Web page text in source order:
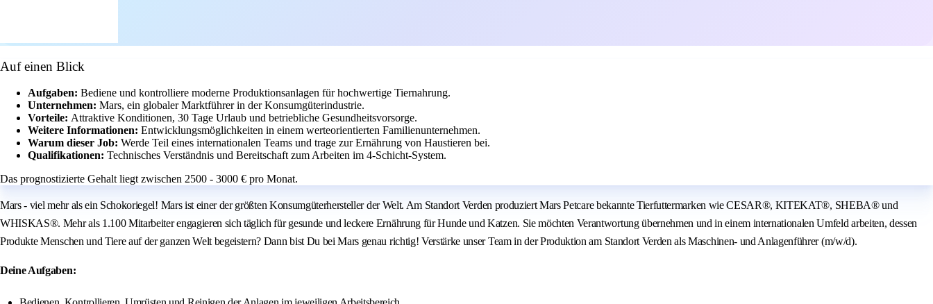
Auf einen Blick
Aufgaben: Bediene und kontrolliere moderne Produktionsanlagen für hochwertige Tiernahrung.
Unternehmen: Mars, ein globaler Marktführer in der Konsumgüterindustrie.
Vorteile: Attraktive Konditionen, 30 Tage Urlaub und betriebliche Gesundheitsvorsorge.
Weitere Informationen: Entwicklungsmöglichkeiten in einem werteorientierten Familienunternehmen.
Warum dieser Job: Werde Teil eines internationalen Teams und trage zur Ernährung von Haustieren bei.
Qualifikationen: Technisches Verständnis und Bereitschaft zum Arbeiten im 4-Schicht-System.
Das prognostizierte Gehalt liegt zwischen 2500 - 3000 € pro Monat.
Mars - viel mehr als ein Schokoriegel! Mars ist einer der größten Konsumgüterhersteller der Welt. Am Standort Verden produziert Mars Petcare bekannte Tierfuttermarken wie CESAR®, KITEKAT®, SHEBA® und
WHISKAS®. Mehr als 1.100 Mitarbeiter engagieren sich täglich für gesunde und leckere Ernährung für Hunde und Katzen. Sie möchten Verantwortung übernehmen und in einem internationalen Umfeld arbeiten, dessen
Produkte Menschen und Tiere auf der ganzen Welt begeistern? Dann bist Du bei Mars genau richtig! Verstärke unser Team in der Produktion am Standort Verden als Maschinen- und Anlagenführer (m/w/d).
Deine Aufgaben: